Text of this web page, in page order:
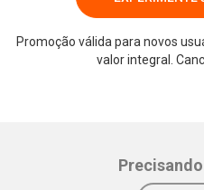
Promoção válida para novos
valor integral.